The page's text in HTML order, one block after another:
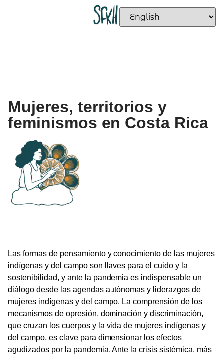
Mujeres, territorios y
feminismos en Costa Rica
Las formas de pensamiento y conocimiento de las mujeres
indígenas y del campo son llaves para el cuido y la
sostenibilidad, y ante la pandemia es indispensable un
diálogo desde las agendas autónomas y liderazgos de
mujeres indígenas y del campo. La comprensión de los
mecanismos de opresión, dominación y discriminación,
que cruzan los cuerpos y la vida de mujeres indígenas y
del campo, es clave para dimensionar los efectos
agudizados por la pandemia. Ante la crisis sistémica, más